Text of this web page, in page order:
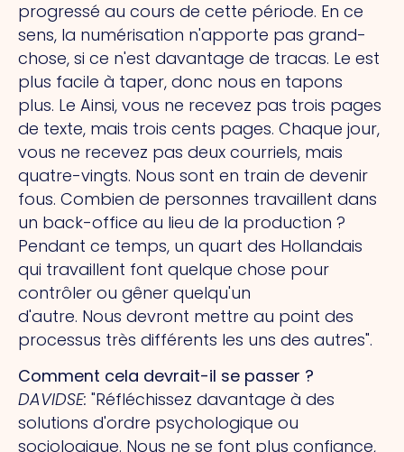
progressé au cours de cette période. En ce
sens, la numérisation n'apporte pas grand-
chose, si ce n'est davantage de tracas. Le est
plus facile à taper, donc nous en tapons
plus. Le Ainsi, vous ne recevez pas trois pages
de texte, mais trois cents pages. Chaque jour,
vous ne recevez pas deux courriels, mais
quatre-vingts. Nous sont en train de devenir
fous. Combien de personnes travaillent dans
un back-office au lieu de la production ?
Pendant ce temps, un quart des Hollandais
qui travaillent font quelque chose pour
contrôler ou gêner quelqu'un
d'autre. Nous devront mettre au point des
processus très différents les uns des autres".
Comment cela devrait-il se passer ?
DAVIDSE: "Réfléchissez davantage à des
solutions d'ordre psychologique ou
sociologique. Nous ne se font plus confiance,